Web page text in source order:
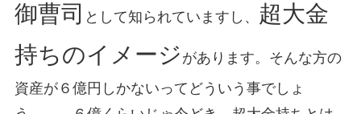
御曹司 として知られていますし、
超大金
持ちのイメージ があります。そんな方の
資産が６億円しかないってどういう事でしょ